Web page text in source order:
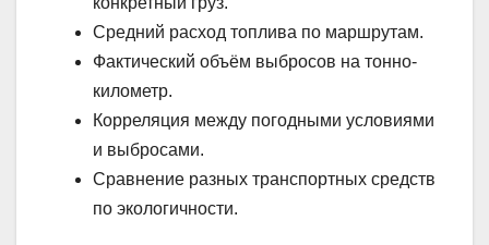
Средний расход топлива по маршрутам.
Фактический объём выбросов на тонно-
километр.
Корреляция между погодными условиями
и выбросами.
Сравнение разных транспортных средств
по экологичности.